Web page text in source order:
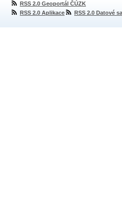
RSS 2.0 Geoportál ČÚZK
RSS 2.0 Aplikace
RSS 2.0 Datové